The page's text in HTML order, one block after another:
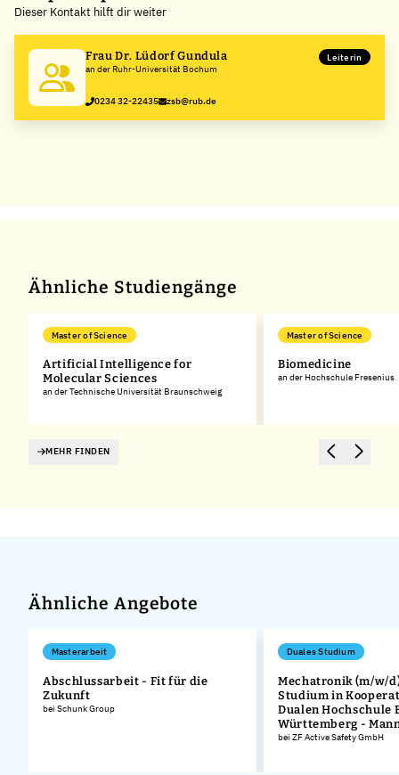
−
Dieser Kontakt hilft dir weiter
Frau Dr. Lüdorf Gundula
an der Ruhr-Universität Bochum
Leiterin
0234 32-22435 zsb@rub.de
Ähnliche Studiengänge
Master of Science
Artificial Intelligence for
Molecular Sciences
an der Technische Universität Braunschweig
Master of Science
Biomedicine
an der Hochschule Fresenius
MEHR FINDEN
Ähnliche Angebote
Masterarbeit
Abschlussarbeit - Fit für die
Zukunft
bei Schunk Group
Duales Studium
Mechatronik (m/w/
Studium in
Dualen Hochschule
Württemberg -
bei ZF Active Safety GmbH